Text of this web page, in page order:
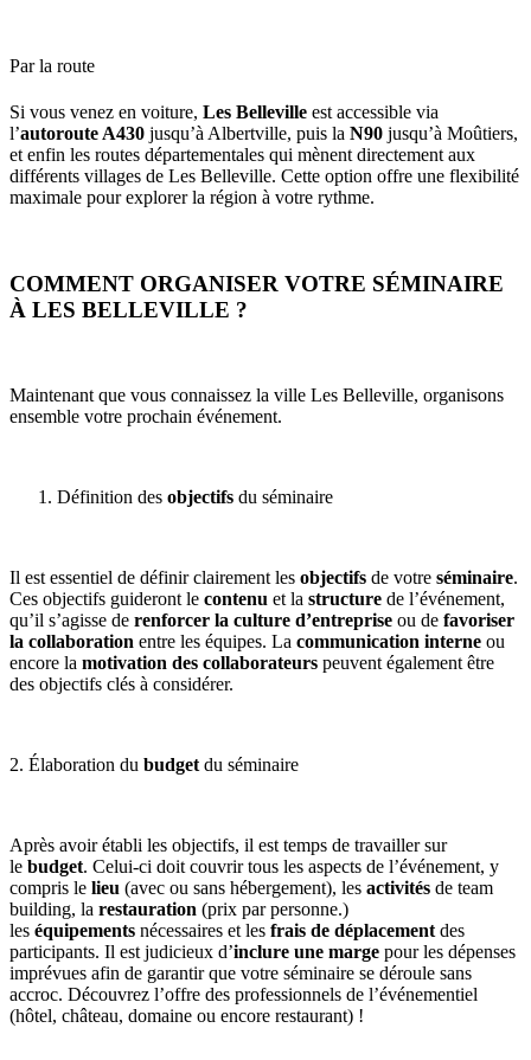
Par la route
Si vous venez en voiture, Les Belleville est accessible via
l’autoroute A430 jusqu’à Albertville, puis la N90 jusqu’à Moûtiers,
et enfin les routes départementales qui mènent directement aux
différents villages de Les Belleville. Cette option offre une flexibilité
maximale pour explorer la région à votre rythme.
COMMENT ORGANISER VOTRE SÉMINAIRE
À LES BELLEVILLE ?
Maintenant que vous connaissez la ville Les Belleville, organisons
ensemble votre prochain événement.
Définition des objectifs du séminaire
Il est essentiel de définir clairement les objectifs de votre séminaire.
Ces objectifs guideront le contenu et la structure de l’événement,
qu’il s’agisse de renforcer la culture d’entreprise ou de favoriser
la collaboration entre les équipes. La communication interne ou
encore la motivation des collaborateurs peuvent également être
des objectifs clés à considérer.
2. Élaboration du budget du séminaire
Après avoir établi les objectifs, il est temps de travailler sur
le budget. Celui-ci doit couvrir tous les aspects de l’événement, y
compris le lieu (avec ou sans hébergement), les activités de team
building, la restauration (prix par personne.)
les équipements nécessaires et les frais de déplacement des
participants. Il est judicieux d’inclure une marge pour les dépenses
imprévues afin de garantir que votre séminaire se déroule sans
accroc. Découvrez l’offre des professionnels de l’événementiel
(hôtel, château, domaine ou encore restaurant) !